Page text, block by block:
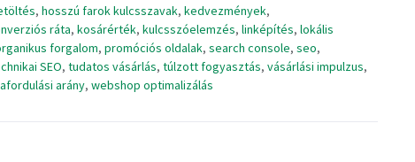
, hosszú farok kulcsszavak, kedvezmények,
ráta, kosárérték, kulcsszóelemzés, linképítés, lokális
forgalom, promóciós oldalak, search console, seo,
SEO, tudatos vásárlás, túlzott fogyasztás, vásárlási impulzus,
arány, webshop optimalizálás